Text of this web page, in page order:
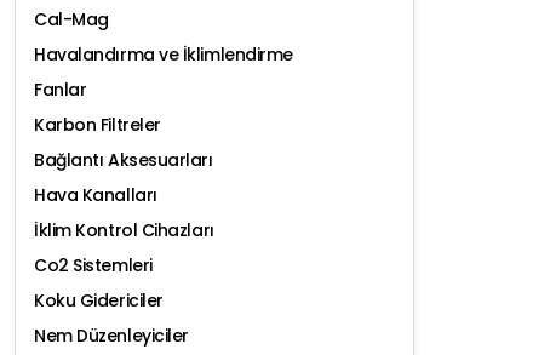
Cal-Mag
Havalandırma ve İklimlendirme
Fanlar
Karbon Filtreler
Bağlantı Aksesuarları
Hava Kanalları
İklim Kontrol Cihazları
Co2 Sistemleri
Koku Gidericiler
Nem Düzenleyiciler